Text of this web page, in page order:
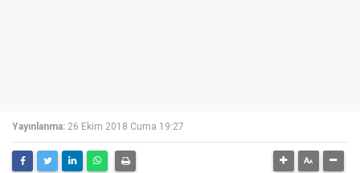
Yayınlanma: 26 Ekim 2018 Cuma 19:27